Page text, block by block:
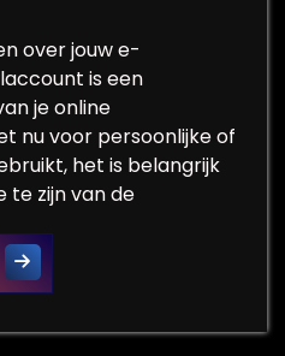
over jouw e-
is een
je online
nu voor persoonlijke of
het is belangrijk
te zijn van de
wat je moet weten